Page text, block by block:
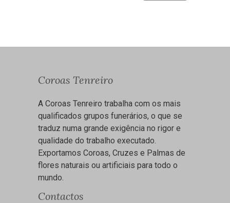
Coroas Tenreiro
A Coroas Tenreiro trabalha com os mais
qualificados grupos funerários, o que se
traduz numa grande exigência no rigor e
qualidade do trabalho executado.
Exportamos Coroas, Cruzes e Palmas de
flores naturais ou artificiais para todo o
mundo.
Contactos